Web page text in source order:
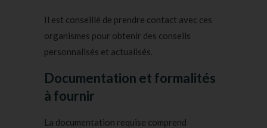
Il est conseillé de prendre contact avec ces
organismes pour obtenir des conseils
personnalisés et actualisés.
Documentation et formalités
à fournir
La documentation requise comprend